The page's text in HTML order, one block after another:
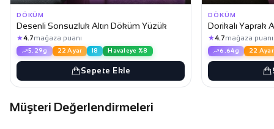
DÖKÜM
Desenli Sonsuzluk Altın Döküm Yüzük
★4.7mağaza puanı
5.29g 22 Ayar 18 Havaleye %8
Sepete Ekle
DÖKÜM
Dorikalı Yaprak
★4.7mağaza puanı
6.64g 22 Ayar
Müşteri Değerlendirmeleri